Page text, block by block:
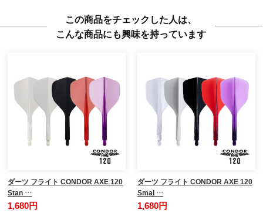
この商品をチェックした人は、
こんな商品にも興味を持っています
ダーツ フライト CONDOR AXE 120
Stan …
1,680円
ダーツ フライト CONDOR AXE 120
Smal …
1,680円